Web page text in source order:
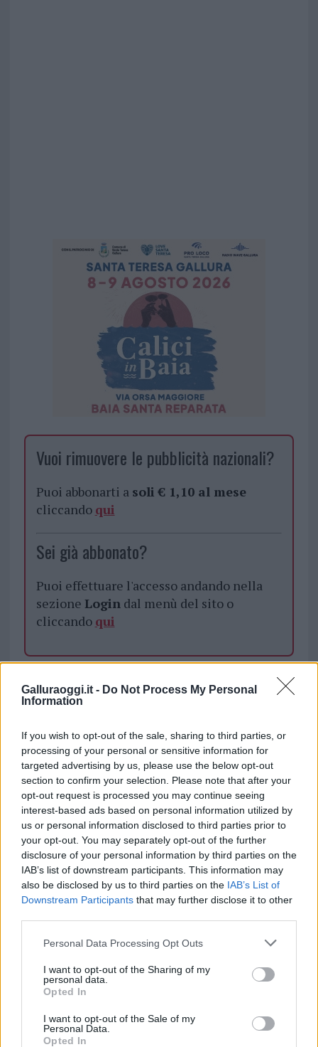
Galluraoggi.it - Do Not Process My Personal
Information
If you wish to opt-out of the sale, sharing to third parties, or
processing of your personal or sensitive information for
targeted advertising by us, please use the below opt-out
section to confirm your selection. Please note that after your
opt-out request is processed you may continue seeing
interest-based ads based on personal information utilized by
us or personal information disclosed to third parties prior to
your opt-out. You may separately opt-out of the further
disclosure of your personal information by third parties on the
IAB’s list of downstream participants. This information may
also be disclosed by us to third parties on the IAB’s List of
Downstream Participants that may further disclose it to other
Please note that this website/app uses one or more Google
not limited to your visit or usage behaviour. You may click to
grant or deny consent to Google and its third-party tags to
use your data for below specified purposes in below Google
consent section.
Personal Data Processing Opt Outs
I want to opt-out of the Sharing of my
personal data.
Opted In
I want to opt-out of the Sale of my
Personal Data.
Opted In
Vuoi rimuovere le pubblicità nazionali?
Puoi abbonarti a soli € 1,10 al mese
cliccando qui
Sei già abbonato?
Puoi effettuare l'accesso andando nella
sezione Logindal menù del sito o
cliccando qui
Notizie Golfo Aranci
Ponte Primo Maggio
i tuoi video e le tue foto
Su WhatsApp al numero +39
345 356 7512
Notizie in tempo reale?
Entra nel canale telegram di
GalluraOggi.it
Ricevi le nostre ultime news